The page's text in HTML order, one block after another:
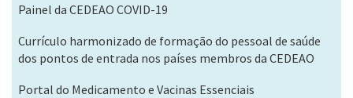
Painel da CEDEAO COVID-19
Currículo harmonizado de formação do pessoal de saúde
dos pontos de entrada nos países membros da CEDEAO
Portal do Medicamento e Vacinas Essenciais